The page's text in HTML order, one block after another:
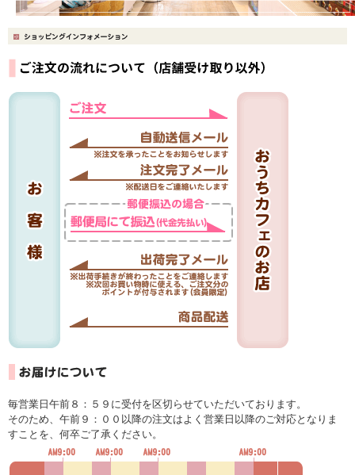
毎営業日午前８：５９に受付を区切らせていただいております。
そのため、午前９：００以降の注文はよく営業日以降のご対応となりま
すことを、何卒ご了承ください。